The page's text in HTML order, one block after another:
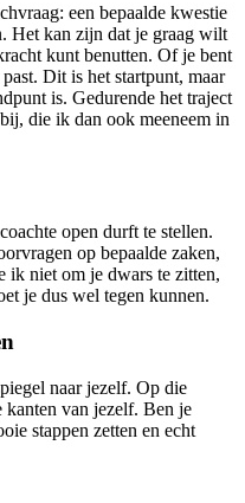
een bepaalde kwestie
Het kan zijn dat je graag wilt
kunt benutten. Of je bent
Dit is het startpunt, maar
is. Gedurende het traject
die ik dan ook meeneem in
open durft te stellen.
op bepaalde zaken,
ik niet om je dwars te zitten,
je dus wel tegen kunnen.
naar jezelf. Op die
kanten van jezelf. Ben je
stappen zetten en echt